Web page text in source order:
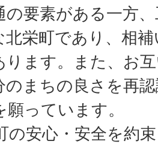
の要素がある一方
北栄町であり、相
ります。また、お
のまちの良さを再
っています。
の安心・安全を約